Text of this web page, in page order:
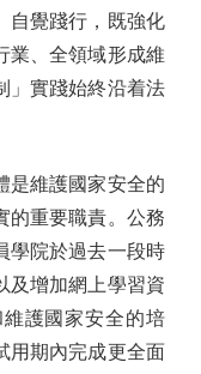
自覺踐行，既強化
業、全領域形成維
」實踐始終沿着法
維護國家安全的
的重要職責。公務
學院於過去一段時
及增加網上學習資
護國家安全的培
用期內完成更全面